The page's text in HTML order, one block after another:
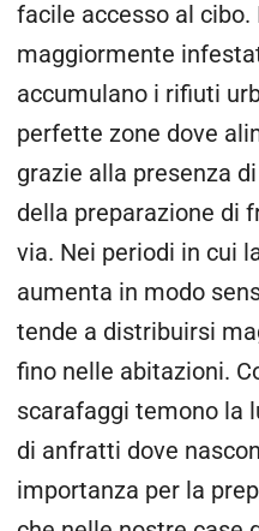
facile accesso al
maggiormente
accumulano i rifiuti
perfette zone dove
grazie alla presenza
della preparazione di
via. Nei periodi in cui
aumenta in modo
tende a distribuirsi
fino nelle abitazioni.
scarafaggi temono la
di anfratti dove
importanza per la